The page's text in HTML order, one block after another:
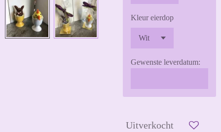
Kleur eierdop
Gewenste leverdatum:
Uitverkocht